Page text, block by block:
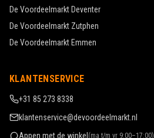
De Voordeelmarkt Deventer
De Voordeelmarkt Zutphen
De Voordeelmarkt Emmen
KLANTENSERVICE
+31 85 273 8338
klantenservice@devoordeelmarkt.nl
Appen met de winkel (ma t/m vr 9:00–17:00)